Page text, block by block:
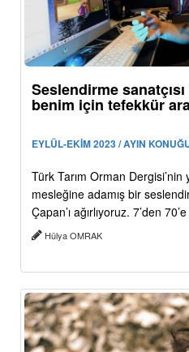
Seslendirme
benim için tefekkür
EYLÜL-EKİM 2023 / AYIN
Türk Tarım Orman Dergisi’nin
mesleğine adamış bir
Çapan’ı ağırlıyoruz. 7’den
Hülya OMRAK